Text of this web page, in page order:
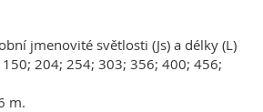
jmenovité světlosti (Js) a délky (L)
150; 204; 254; 303; 356; 400; 456;
m.